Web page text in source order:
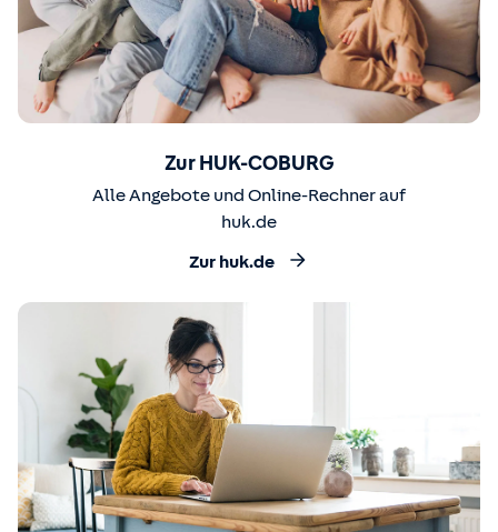
Zur HUK-COBURG
Alle Angebote und Online-Rechner auf
huk.de
Zur huk.de